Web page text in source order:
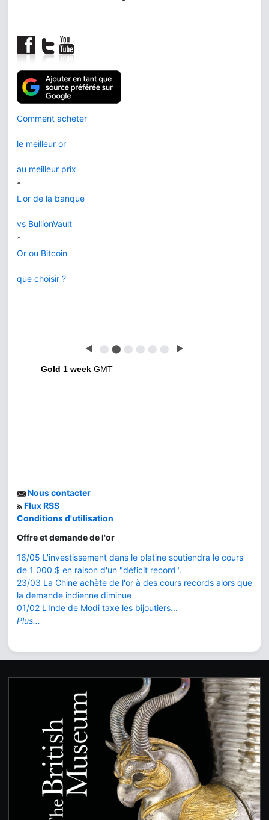
Comment acheter
le meilleur or
au meilleur prix
*
L'or de la banque
vs BullionVault
*
Or ou Bitcoin
que choisir ?
◀ ⬤ ⬤ ⬤ ⬤ ⬤ ⬤ ▶
Gold 1 week GMT
Nous contacter
Flux RSS
Conditions d'utilisation
Offre et demande de l'or
16/05 L'investissement dans le platine soutiendra le cours
de 1 000 $ en raison d'un "déficit record".
23/03 La Chine achète de l'or à des cours records alors que
la demande indienne diminue
01/02 L'Inde de Modi taxe les bijoutiers...
Plus...